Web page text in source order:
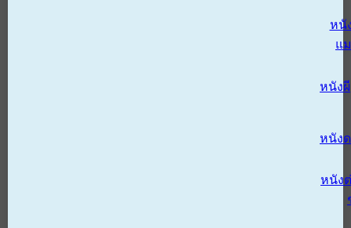
หนั
แ
หนังผี
หนัง
หนัง